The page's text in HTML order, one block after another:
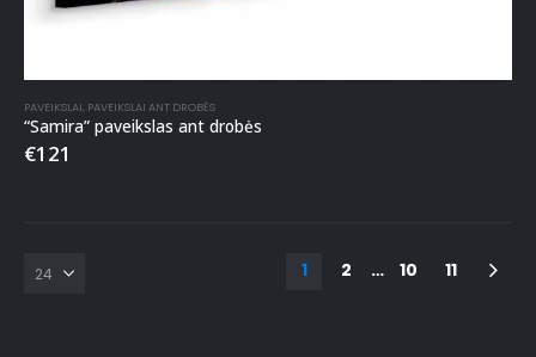
PAVEIKSLAI PAVEIKSLAI ANT DROBĖS
“Samira” paveikslas ant drobės
€121
1 2 … 10 11